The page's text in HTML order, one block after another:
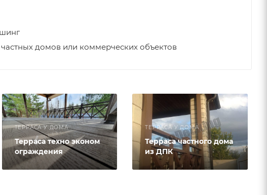
домов или коммерческих объектов
ТЕРРАСА У ДОМА
Терраса техно эконом
ограждения
ТЕРРАСА У ДОМА
Терраса частного дома
из ДПК